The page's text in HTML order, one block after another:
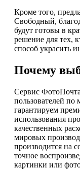
Кроме того,
Свободный,
будут готовы в
решение для тех,
способ украсить
Почему
Сервис
пользователей
гарантируем
использования
качественных
мировых
производится на
точное
картинки или